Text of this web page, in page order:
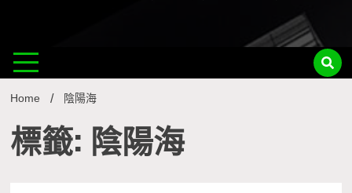
Home 陰陽海
標籤: 陰陽海